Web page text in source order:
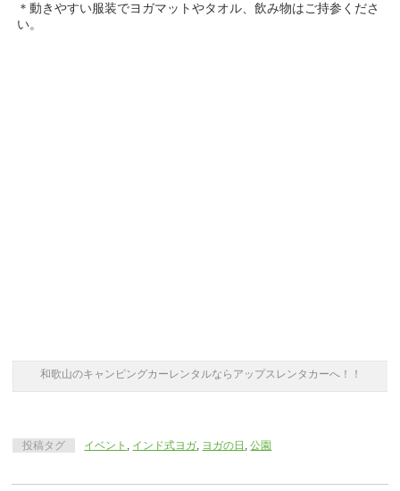
＊動きやすい服装でヨガマットやタオル、飲み物はご持参くださ
い。
和歌山のキャンピングカーレンタルならアップスレンタカーへ！！
投稿タグ イベント , インド式ヨガ, ヨガの日 ,公園